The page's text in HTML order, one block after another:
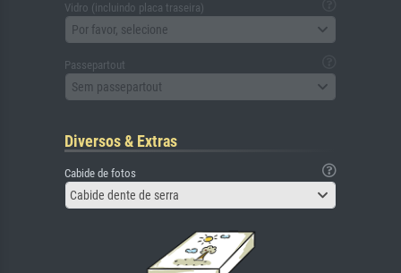
Vidro (incluindo placa traseira)
Por favor, selecione
Passepartout
Sem passepartout
Diversos & Extras
Cabide de fotos
Cabide dente de serra